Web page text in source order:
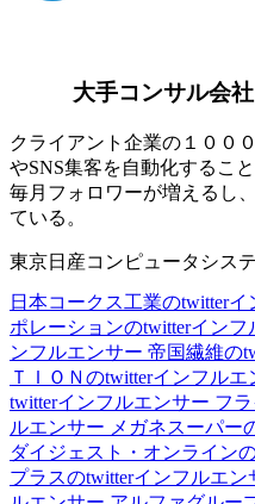
大手コンサル会社
クライアント企業の１００
やSNS集客を自動化するこ
毎月フォロワーが増えるし
ている。
東京日産コンピュータシス
日本コークス工業のtwitter
ポレーションのtwitterインフ
ンフルエンサー 帝国繊維の
ＴＩＯＮのtwitterインフルエ
twitterインフルエンサー フ
ルエンサー メガネスーパー
ダイジェスト・オンライン
プラスのtwitterインフルエン